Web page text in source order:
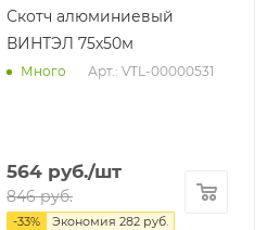
Скотч алюминиевый
ВИНТЭЛ 75х50м
Много Арт.: VTL-00000531
564 руб./шт
846руб.
-33% Экономия 282 руб.